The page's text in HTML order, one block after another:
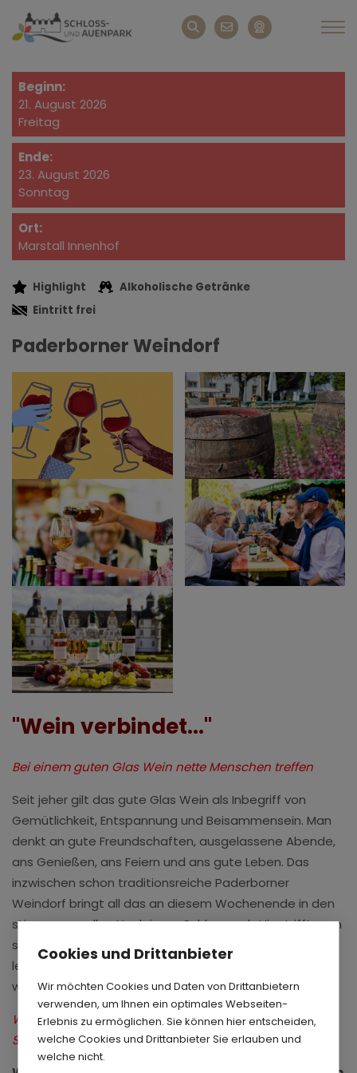
Cookies und Drittanbieter
Wir möchten Cookies und Daten von Drittanbietern
verwenden, um Ihnen ein optimales Webseiten-
Erlebnis zu ermöglichen. Sie können hier entscheiden,
welche Cookies und Drittanbieter Sie erlauben und
welche nicht.
Beginn:
21. August 2026
Freitag
Ende:
23. August 2026
Sonntag
Ort:
Marstall Innenhof
Highlight
Alkoholische Getränke
Eintritt frei
Paderborner Weindorf
"Wein verbindet..."
Bei einem guten Glas Wein nette Menschen treffen
Seit jeher gilt das gute Glas Wein als Inbegriff von
Gemütlichkeit, Entspannung und Beisammensein. Man
denkt an gute Freundschaften, ausgelassene Abende,
ans Genießen, ans Feiern und ans gute Leben. Das
inzwischen schon traditionsreiche Paderborner
Weindorf bringt all das an diesem Wochenende in den
stimmungsvollen Neuhäuser Schlosspark. Hier trifft man
sich mit
netten Menschen auf ein gutes Glas
lernt dabei manch neue Köstlichkeit kennen und findet
womöglich ganz neue Freundinnen und Freunde.
Weingüter aus ganz Deutschland versammeln sich in
Schloss Neuhaus